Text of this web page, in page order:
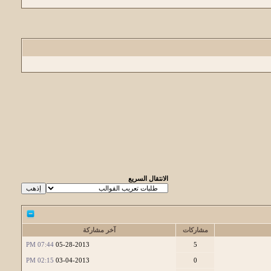
الانتقال السريع
مشاركات
آخر مشاركة
5
05-28-2013
07:44 PM
0
03-04-2013
02:15 PM